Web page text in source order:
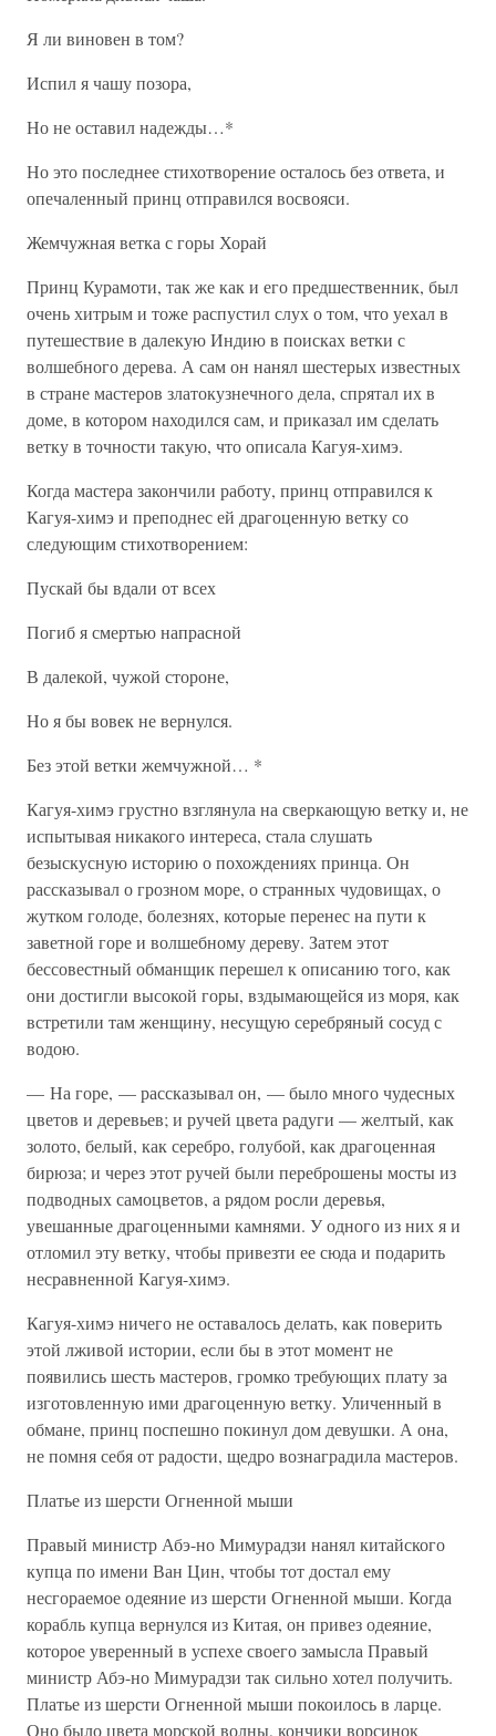
Я ли виновен в том?
Испил я чашу позора,
Но не оставил надежды…*
Но это последнее стихотворение осталось без ответа, и
опечаленный принц отправился восвояси.
Жемчужная ветка с горы Хорай
Принц Курамоти, так же как и его предшественник, был
очень хитрым и тоже распустил слух о том, что уехал в
путешествие в далекую Индию в поисках ветки с
волшебного дерева. А сам он нанял шестерых известных
в стране мастеров златокузнечного дела, спрятал их в
доме, в котором находился сам, и приказал им сделать
ветку в точности такую, что описала Кагуя-химэ.
Когда мастера закончили работу, принц отправился к
Кагуя-химэ и преподнес ей драгоценную ветку со
следующим стихотворением:
Пускай бы вдали от всех
Погиб я смертью напрасной
В далекой, чужой стороне,
Но я бы вовек не вернулся.
Без этой ветки жемчужной… *
Кагуя-химэ грустно взглянула на сверкающую ветку и, не
испытывая никакого интереса, стала слушать
безыскусную историю о похождениях принца. Он
рассказывал о грозном море, о странных чудовищах, о
жутком голоде, болезнях, которые перенес на пути к
заветной горе и волшебному дереву. Затем этот
бессовестный обманщик перешел к описанию того, как
они достигли высокой горы, вздымающейся из моря, как
встретили там женщину, несущую серебряный сосуд с
водою.
— На горе, — рассказывал он, — было много чудесных
цветов и деревьев; и ручей цвета радуги — желтый, как
золото, белый, как серебро, голубой, как драгоценная
бирюза; и через этот ручей были переброшены мосты из
подводных самоцветов, а рядом росли деревья,
увешанные драгоценными камнями. У одного из них я и
отломил эту ветку, чтобы привезти ее сюда и подарить
несравненной Кагуя-химэ.
Кагуя-химэ ничего не оставалось делать, как поверить
этой лживой истории, если бы в этот момент не
появились шесть мастеров, громко требующих плату за
изготовленную ими драгоценную ветку. Уличенный в
обмане, принц поспешно покинул дом девушки. А она,
не помня себя от радости, щедро вознаградила мастеров.
Платье из шерсти Огненной мыши
Правый министр Абэ-но Мимурадзи нанял китайского
купца по имени Ван Цин, чтобы тот достал ему
несгораемое одеяние из шерсти Огненной мыши. Когда
корабль купца вернулся из Китая, он привез одеяние,
которое уверенный в успехе своего замысла Правый
министр Абэ-но Мимурадзи так сильно хотел получить.
Платье из шерсти Огненной мыши покоилось в ларце.
Оно было цвета морской волны, кончики ворсинок